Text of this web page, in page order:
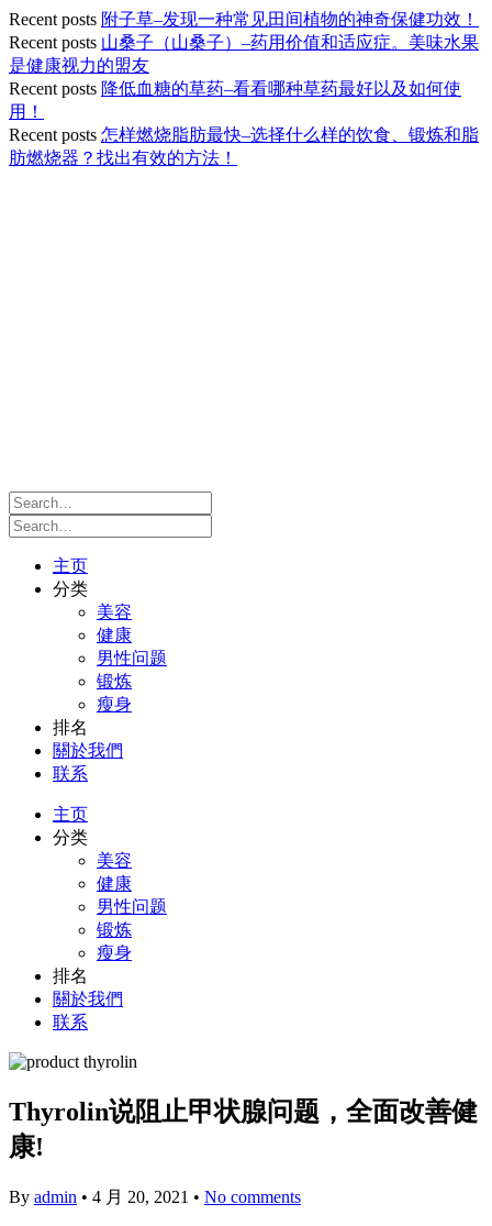
Recent posts 附子草–发现一种常见田间植物的神奇保健功效！
Recent posts 山桑子（山桑子）–药用价值和适应症。美味水果
是健康视力的盟友
Recent posts 降低血糖的草药–看看哪种草药最好以及如何使
用！
Recent posts 怎样燃烧脂肪最快–选择什么样的饮食、锻炼和脂
肪燃烧器？找出有效的方法！
主页
分类
美容
健康
男性问题
锻炼
瘦身
排名
關於我們
联系
主页
分类
美容
健康
男性问题
锻炼
瘦身
排名
關於我們
联系
Thyrolin说阻止甲状腺问题，全面改善健
康!
By admin • 4 月 20, 2021 • No comments